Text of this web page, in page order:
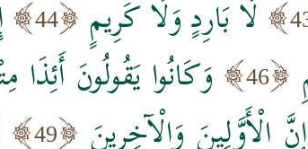
لَا بَارِدٍ وَلَا كَرِيمٍ 44
46 وَكَانُوا يَقُولُونَ أَئِذَا
الْأَوَّلِينَ وَالْآخِرِينَ 49